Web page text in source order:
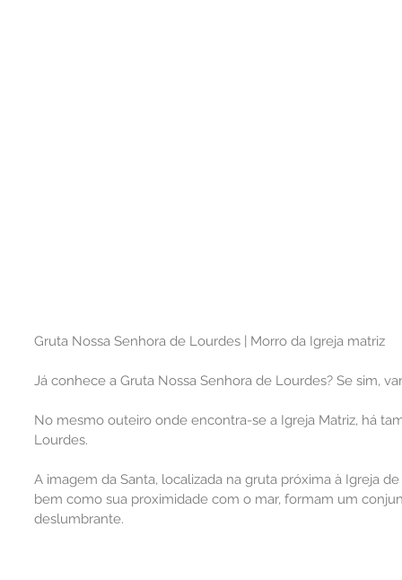
Gruta Nossa Senhora de Lourdes | Morro da Igreja matriz
Já conhece a Gruta Nossa Senhora de Lourdes? Se sim,
No mesmo outeiro onde encontra-se a Igreja Matriz, há
Lourdes.
A imagem da Santa, localizada na gruta próxima à Igreja
bem como sua proximidade com o mar, formam um
deslumbrante.